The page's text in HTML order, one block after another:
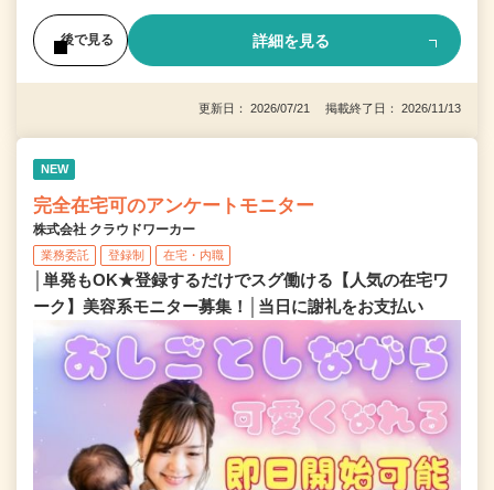
後で見る 詳細を見る
更新日： 2026/07/21 掲載終了日： 2026/11/13
NEW
完全在宅可のアンケートモニター
株式会社 クラウドワーカー
業務委託 登録制 在宅・内職
│単発もOK★登録するだけでスグ働ける【人気の在宅ワ
ーク】美容系モニター募集！│当日に謝礼をお支払い